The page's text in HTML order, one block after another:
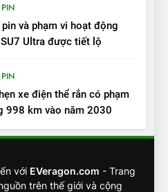
giá: Người đam mê xe
thấy đáng để chờ đợi
GIÁ XE
nhất để mua năm
tên 5 người vào chung
– Mỹ
GIÁ XE
và phạm vi hoạt động
Ultra được tiết lộ
xe điện thể rắn có phạm
998 km vào năm 2030
với EVeragon.com - Trang
trên thế giới và cộng